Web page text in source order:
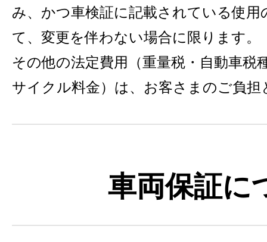
み、かつ車検証に記載されている使用
て、変更を伴わない場合に限ります。
その他の法定費用（重量税・自動車税
サイクル料金）は、お客さまのご負担
車両保証に